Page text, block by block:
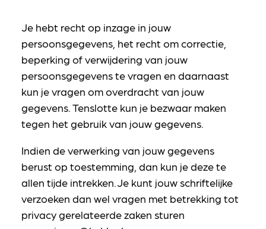
Je hebt recht op inzage in jouw
persoonsgegevens, het recht om correctie,
beperking of verwijdering van jouw
persoonsgegevens te vragen en daarnaast
kun je vragen om overdracht van jouw
gegevens. Tenslotte kun je bezwaar maken
tegen het gebruik van jouw gegevens.
Indien de verwerking van jouw gegevens
berust op toestemming, dan kun je deze te
allen tijde intrekken. Je kunt jouw schriftelijke
verzoeken dan wel vragen met betrekking tot
privacy gerelateerde zaken sturen